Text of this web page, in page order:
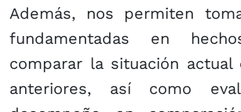
Además, nos permiten
fundamentad​​as en
comparar la situación actual
anteriores, así como